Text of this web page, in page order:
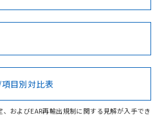
Cd Cr(VI)
目別対比表
およびEAR再輸出規制に関する見解が入手でき